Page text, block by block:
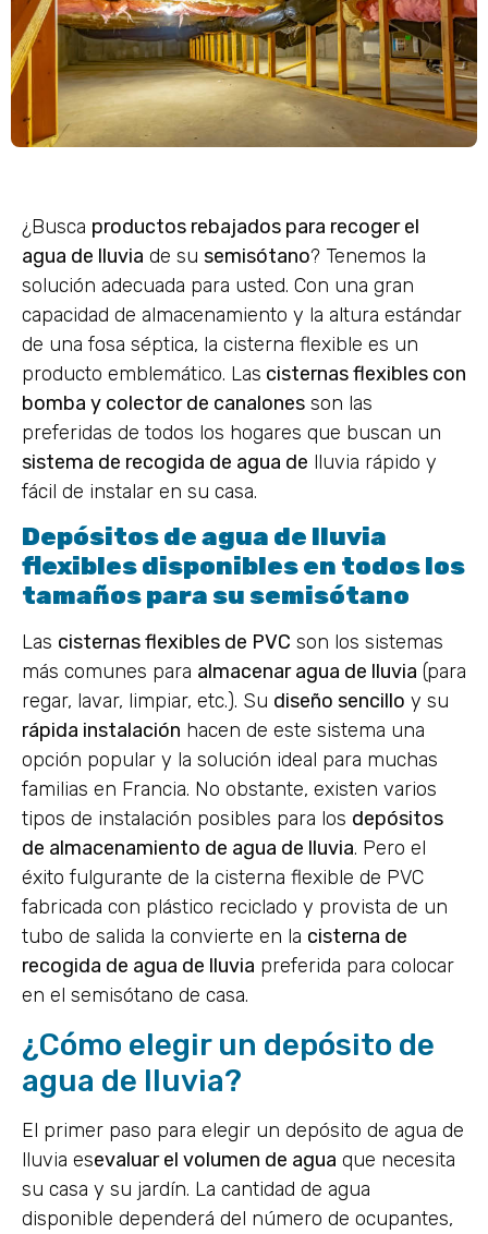
¿Busca productos rebajados para recoger el
agua de lluvia de su semisótano? Tenemos la
solución adecuada para usted. Con una gran
capacidad de almacenamiento y la altura estándar
de una fosa séptica, la cisterna flexible es un
producto emblemático. Las cisternas flexibles con
bomba y colector de canalones son las
preferidas de todos los hogares que buscan un
sistema de recogida de agua de lluvia rápido y
fácil de instalar en su casa.
Depósitos de agua de lluvia
flexibles disponibles en todos los
tamaños para su semisótano
Las cisternas flexibles de PVC son los sistemas
más comunes para almacenar agua de lluvia (para
regar, lavar, limpiar, etc.). Su diseño sencillo y su
rápida instalación hacen de este sistema una
opción popular y la solución ideal para muchas
familias en Francia. No obstante, existen varios
tipos de instalación posibles para los depósitos
de almacenamiento de agua de lluvia. Pero el
éxito fulgurante de la cisterna flexible de PVC
fabricada con plástico reciclado y provista de un
tubo de salida la convierte en la cisterna de
recogida de agua de lluvia preferida para colocar
en el semisótano de casa.
¿Cómo elegir un depósito de
agua de lluvia?
El primer paso para elegir un depósito de agua de
lluvia esevaluar el volumen de agua que necesita
su casa y su jardín. La cantidad de agua
disponible dependerá del número de ocupantes,